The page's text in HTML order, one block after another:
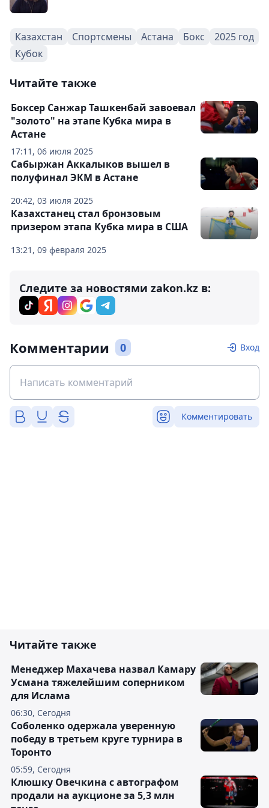
Казахстан Спортсмены Астана Бокс
2025 год
Кубок
Читайте также
17:11, 06 июля 2025
Боксер Санжар Ташкенбай завоевал
"золото" на этапе Кубка мира в
Астане
20:42, 03 июля 2025
Сабыржан Аккалыков вышел в
полуфинал ЭКМ в Астане
13:21, 09 февраля 2025
Казахстанец стал бронзовым
призером этапа Кубка мира в США
Следите за новостями zakon.kz в:
Комментарии 0 Вход
Комментировать
Читайте также
06:30, Сегодня
Менеджер Махачева назвал Камару
Усмана тяжелейшим соперником
для Ислама
05:59, Сегодня
Соболенко одержала уверенную
победу в третьем круге турнира в
Торонто
Клюшку Овечкина с автографом
продали на аукционе за 5,3 млн